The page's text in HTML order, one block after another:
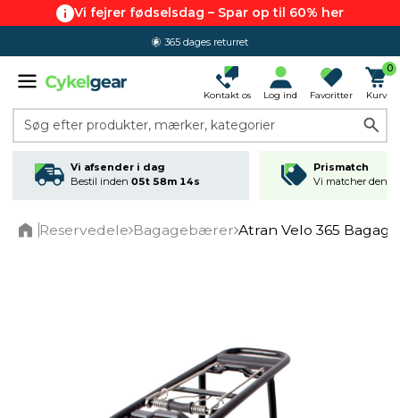
Vi fejrer fødselsdag – Spar op til 60% her
365 dages returret
Kontakt os Log ind Favoritter
0
Kurv
Søg efter produkter, mærker, kategorier
Vi afsender i dag
Bestil inden 05t 58m 14s
Prismatch
Vi matcher den
Reservedele Bagagebærer Atran Velo 365